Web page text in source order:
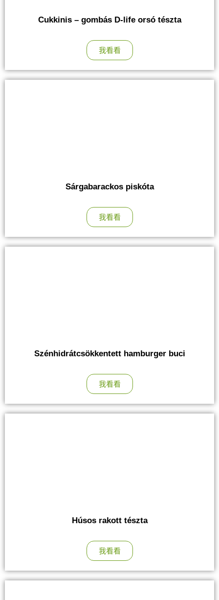
Cukkinis – gombás D-life orsó tészta
我看看
Sárgabarackos piskóta
我看看
Szénhidrátcsökkentett hamburger buci
我看看
Húsos rakott tészta
我看看